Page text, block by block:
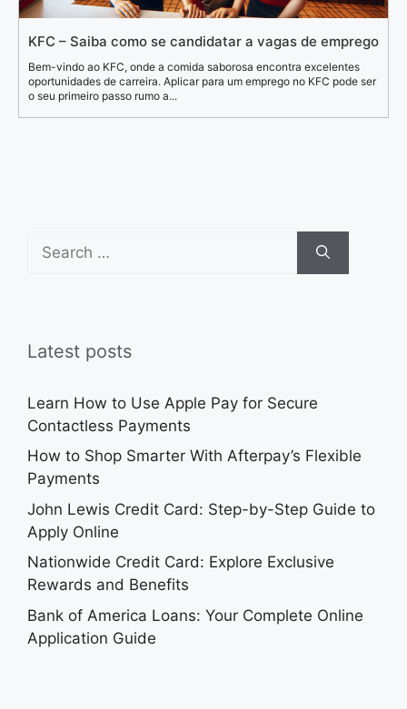
KFC – Saiba como se candidatar a vagas de emprego
Bem-vindo ao KFC, onde a comida saborosa encontra excelentes
oportunidades de carreira. Aplicar para um emprego no KFC pode ser
o seu primeiro passo rumo a...
for:
Latest posts
Learn How to Use Apple Pay for Secure
Contactless Payments
How to Shop Smarter With Afterpay’s Flexible
Payments
John Lewis Credit Card: Step-by-Step Guide to
Apply Online
Nationwide Credit Card: Explore Exclusive
Rewards and Benefits
Bank of America Loans: Your Complete Online
Application Guide